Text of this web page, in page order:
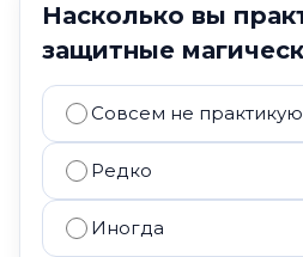
Насколько вы
защитные
Совсем не практикую
Редко
Иногда